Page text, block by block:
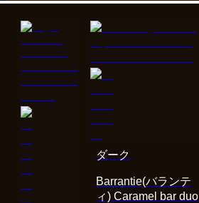
Barrantie(バランテ
ィ) Caramel bar duo
ダーク